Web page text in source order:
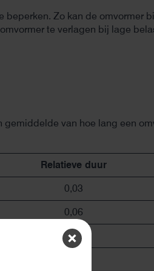
Zo kan de omvormer
te verlagen bij lage
gemiddelde van hoe lang een
Relatieve duur
0,03
0,06
0,13